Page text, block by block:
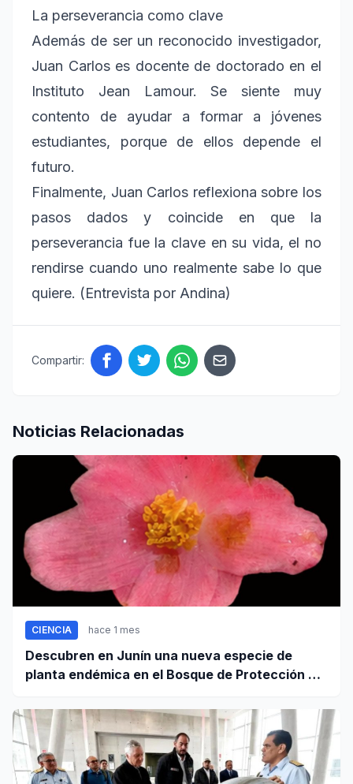
La perseverancia como clave
Además de ser un reconocido investigador,
Juan Carlos es docente de doctorado en el
Instituto Jean Lamour. Se siente muy
contento de ayudar a formar a jóvenes
estudiantes, porque de ellos depende el
futuro.
Finalmente, Juan Carlos reflexiona sobre los
pasos dados y coincide en que la
perseverancia fue la clave en su vida, el no
rendirse cuando uno realmente sabe lo que
quiere. (Entrevista por Andina)
Compartir:
Noticias Relacionadas
CIENCIA hace 1 mes
Descubren en Junín una nueva especie de
planta endémica en el Bosque de Protección Pui